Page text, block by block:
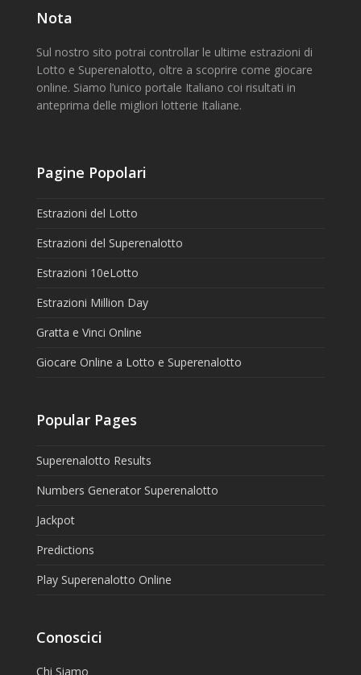
Nota
Sul nostro sito potrai controllar le ultime estrazioni di
Lotto e Superenalotto, oltre a scoprire come giocare
online. Siamo l’unico portale Italiano coi risultati in
anteprima delle migliori lotterie Italiane.
Pagine Popolari
Estrazioni del Lotto
Estrazioni del Superenalotto
Estrazioni 10eLotto
Estrazioni Million Day
Gratta e Vinci Online
Giocare Online a Lotto e Superenalotto
Popular Pages
Superenalotto Results
Numbers Generator Superenalotto
Jackpot
Predictions
Play Superenalotto Online
Conoscici
Chi Siamo